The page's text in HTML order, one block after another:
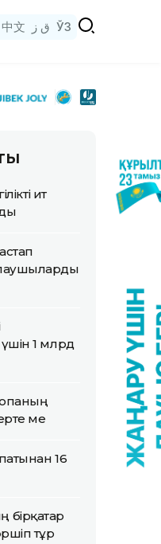
中文 ق ز ЎЗ
ит
1 млрд
ме
16
тұр